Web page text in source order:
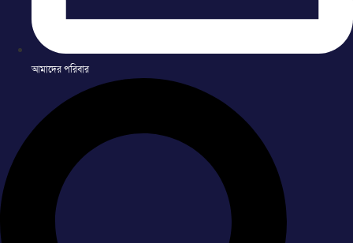
আমাদের পরিবার